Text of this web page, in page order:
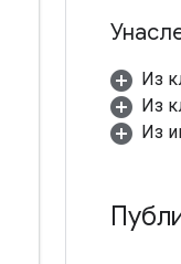
Из
Из
Из